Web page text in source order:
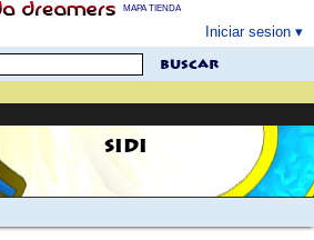
MAPA TIENDA
Iniciar sesion
buscar
SIDI